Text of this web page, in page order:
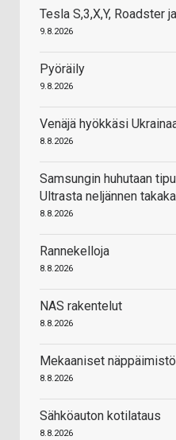
Tesla S,3,X,Y, Roadster
9.8.2026
Pyöräily
9.8.2026
Venäjä hyökkäsi
8.8.2026
Samsungin huhutaan
Ultrasta neljännen
8.8.2026
Rannekelloja
8.8.2026
NAS rakentelut
8.8.2026
Mekaaniset
8.8.2026
Sähköauton kotilataus
8.8.2026